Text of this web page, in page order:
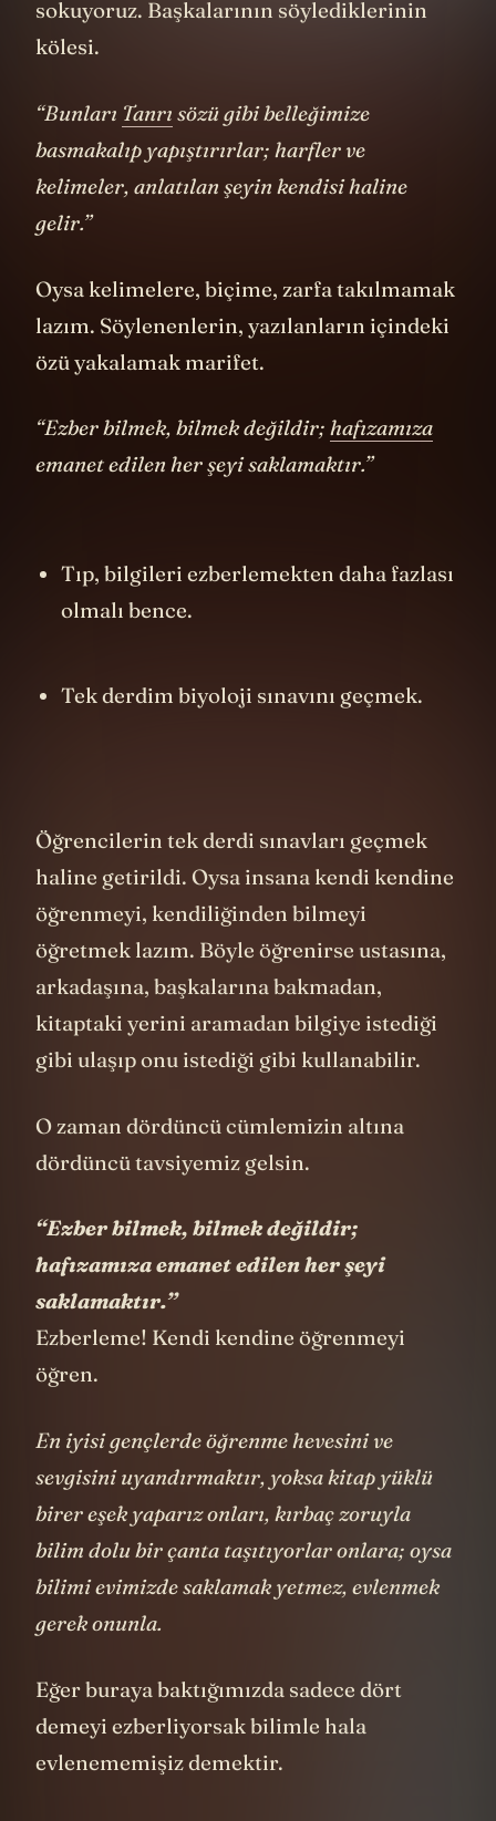
Çocukları, gençleri korkak bir köle haline
sokuyoruz. Başkalarının söylediklerinin
“BunlarıTanrısözü gibi belleğimize
basmakalıp yapıştırırlar; harfler ve
kelimeler, anlatılan şeyin kendisi haline
Oysa kelimelere, biçime, zarfa takılmamak
lazım. Söylenenlerin, yazılanların içindeki
“Ezber bilmek, bilmek değildir;hafızamıza
Tıp, bilgileri ezberlemekten daha fazlası
Öğrencilerin tek derdi sınavları geçmek
haline getirildi. Oysa insana kendi kendine
öğrenmeyi, kendiliğinden bilmeyi
öğretmek lazım. Böyle öğrenirse ustasına,
arkadaşına, başkalarına bakmadan,
kitaptaki yerini aramadan bilgiye istediği
O zaman dördüncü cümlemizin altına
“Ezber bilmek, bilmek değildir;
hafızamıza emanet edilen her şeyi
saklamaktır.”
Ezberleme! Kendi kendine öğrenmeyi
En iyisi gençlerde öğrenme hevesini ve
sevgisini uyandır­maktır, yoksa kitap yüklü
birer eşek yaparız onları, kırbaç zoruyla
bilim dolu bir çanta taşıtıyorlar onlara; oysa
bilimi evimizde saklamak yetmez, evlenmek
Eğer buraya baktığımızda sadece dört
demeyi ezberliyorsak bilimle hala